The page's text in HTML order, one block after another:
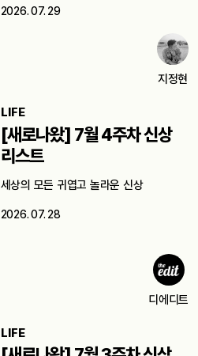
2026. 07. 29
지정현
LIFE
[새로나왔] 7월 4주차 신상
리스트
세상의 모든 귀엽고 놀라운 신상
2026. 07. 28
디에디트
LIFE